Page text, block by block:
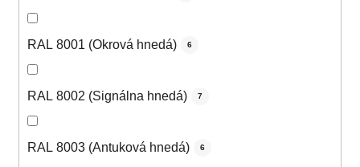
RAL 8001 (Okrová hnedá) 6
RAL 8002 (Signálna hnedá) 7
RAL 8003 (Antuková hnedá) 6